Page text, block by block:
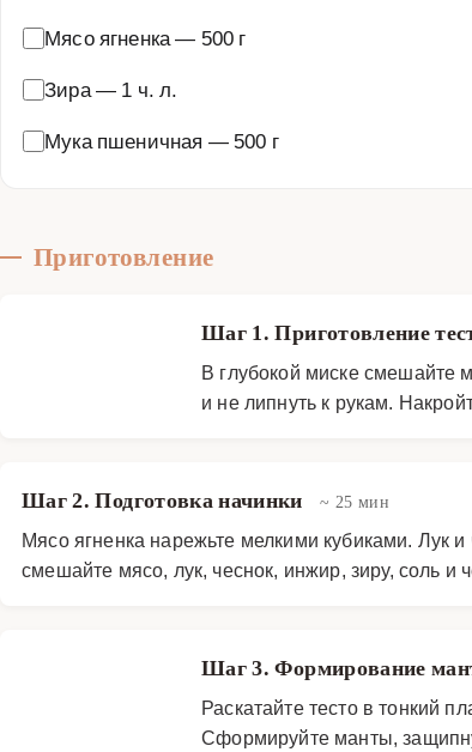
Мясо ягненка— 500 г
Зира— 1 ч. л.
Мука пшеничная — 500 г
Приготовление
Шаг 1. Приготовление
В глубокой миске смешайте
и не липнуть к рукам.
Шаг 2. Подготовка начинки ~ 25 мин
Мясо ягненка нарежьте мелкими кубиками. Лук
смешайте мясо, лук, чеснок, инжир, зиру, соль
Шаг 3. Формирование
Раскатайте тесто в тонкий
Сформируйте манты,